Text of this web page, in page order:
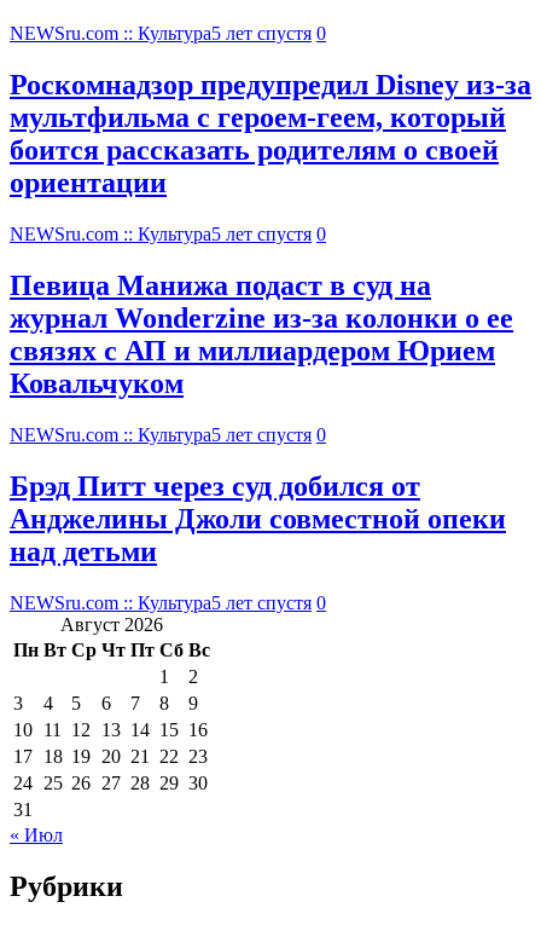
NEWSru.com :: Культура5 лет спустя 0
Роскомнадзор предупредил Disney из-за
мультфильма c героем-геем, который
боится рассказать родителям о своей
ориентации
NEWSru.com :: Культура5 лет спустя 0
Певица Манижа подаст в суд на
журнал Wonderzine из-за колонки о ее
связях с АП и миллиардером Юрием
Ковальчуком
NEWSru.com :: Культура5 лет спустя 0
Брэд Питт через суд добился от
Анджелины Джоли совместной опеки
над детьми
NEWSru.com :: Культура5 лет спустя 0
Август 2026
Пн Вт Ср Чт Пт Сб Вс
1
2
3
4 5 6 7 8
9
10 11 12 13 14 15 16
17 18 19 20 21 22 23
24 25 26 27 28 29 30
31
« Июл
Рубрики